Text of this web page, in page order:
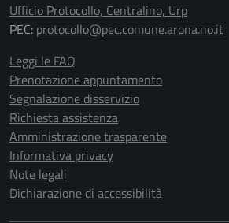
Ufficio Protocollo, Centralino, Urp
PEC: protocollo@pec.comune.arona.no.it
Leggi le FAQ
Prenotazione appuntamento
Segnalazione disservizio
Richiesta assistenza
Amministrazione trasparente
Informativa privacy
Note legali
Dichiarazione di accessibilità